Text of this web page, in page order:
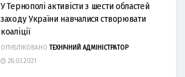
У Тернополі активісти з шести областей
заходу України навчалися створювати
коаліції
ОПУБЛІКОВАНО ТЕХНІЧНИЙ АДМІНІСТРАТОР
28.03.2021